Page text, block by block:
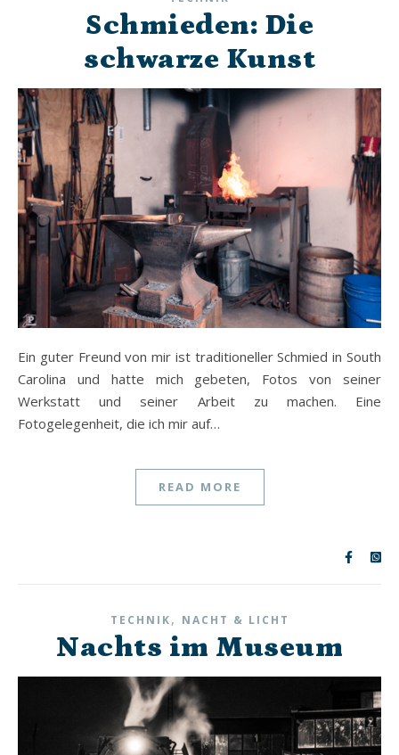
Schmieden: Die
schwarze Kunst
Ein guter Freund von mir ist traditioneller Schmied in South
Carolina und hatte mich gebeten, Fotos von seiner
Werkstatt und seiner Arbeit zu machen. Eine
Fotogelegenheit, die ich mir auf…
READ MORE
TECHNIK, NACHT & LICHT
Nachts im Museum